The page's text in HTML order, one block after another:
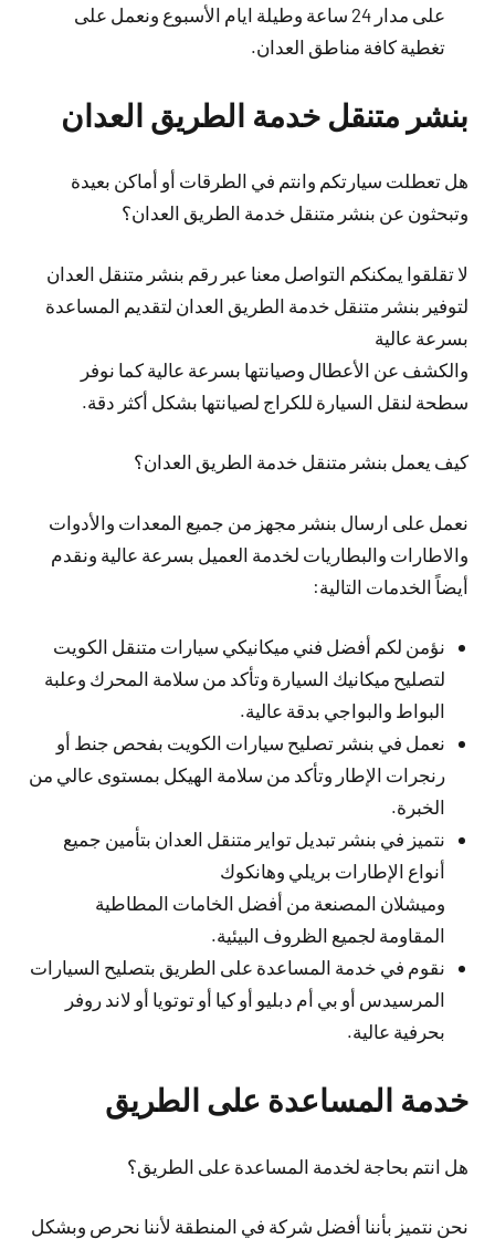
على مدار 24 ساعة وطيلة ايام الأسبوع ونعمل على
تغطية كافة مناطق العدان.
بنشر متنقل خدمة الطريق العدان
هل تعطلت سيارتكم وانتم في الطرقات أو أماكن بعيدة
وتبحثون عن بنشر متنقل خدمة الطريق العدان؟
لا تقلقوا يمكنكم التواصل معنا عبر رقم بنشر متنقل العدان
لتوفير بنشر متنقل خدمة الطريق العدان لتقديم المساعدة
بسرعة عالية
والكشف عن الأعطال وصيانتها بسرعة عالية كما نوفر
سطحة لنقل السيارة للكراج لصيانتها بشكل أكثر دقة.
كيف يعمل بنشر متنقل خدمة الطريق العدان؟
نعمل على ارسال بنشر مجهز من جميع المعدات والأدوات
والاطارات والبطاريات لخدمة العميل بسرعة عالية ونقدم
أيضاً الخدمات التالية:
نؤمن لكم أفضل فني ميكانيكي سيارات متنقل الكويت
لتصليح ميكانيك السيارة وتأكد من سلامة المحرك وعلبة
البواط والبواجي بدقة عالية.
نعمل في بنشر تصليح سيارات الكويت بفحص جنط أو
رنجرات الإطار وتأكد من سلامة الهيكل بمستوى عالي من
الخبرة.
نتميز في بنشر تبديل تواير متنقل العدان بتأمين جميع
أنواع الإطارات بريلي وهانكوك
وميشلان المصنعة من أفضل الخامات المطاطية
المقاومة لجميع الظروف البيئية.
نقوم في خدمة المساعدة على الطريق بتصليح السيارات
المرسيدس أو بي أم دبليو أو كيا أو توتويا أو لاند روفر
بحرفية عالية.
خدمة المساعدة على الطريق
هل انتم بحاجة لخدمة المساعدة على الطريق؟
نحن نتميز بأننا أفضل شركة في المنطقة لأننا نحرص وبشكل